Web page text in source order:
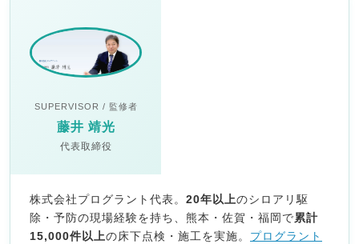
SUPERVISOR / 監修者
藤井 靖光
代表取締役
株式会社プログラント代表。 20年以上のシロアリ駆
除・予防の現場経験を持ち、熊本・佐賀・福岡で累計
15,000件以上の床下点検・施工を実施。 プログラント